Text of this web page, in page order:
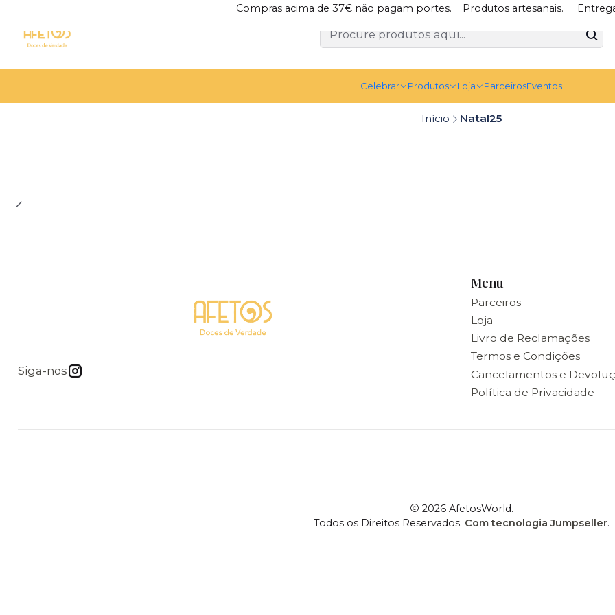
Celebrar Produtos Loja ParceirosEventos
Compras acima de 37€ não pagam portes. Produtos artesanais.
Início Natal25
Siga-nos
Menu
Parceiros
Loja
Livro de Reclamações
Termos e Condições
Cancelamentos e
Política de Privacidade
2026 AfetosWorld.
Todos os Direitos Reservados. Com tecnologia Jumpseller.